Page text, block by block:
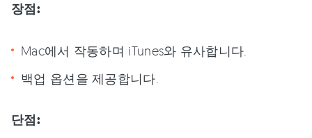
장점:
Mac에서 작동하며 iTunes와 유사합니다.
백업 옵션을 제공합니다.
단점: